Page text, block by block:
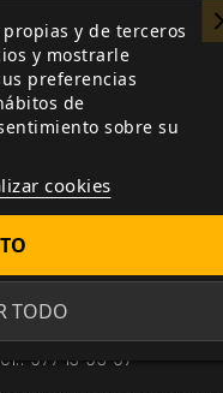
954 217 629
954 70 96 96
Llibrería
977 13 93 97
y de terceros
y mostrarle
preferencias
de
sobre su
cookies
TODO